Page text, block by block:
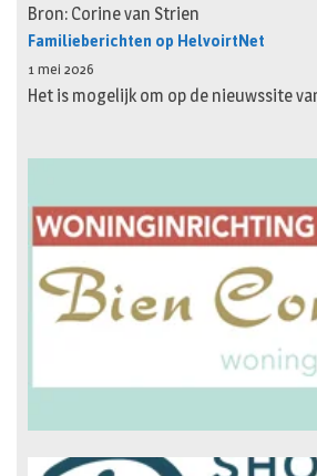
Bron: Corine van Strien
Familieberichten op HelvoirtNet
1 mei 2026
Het is mogelijk om op de nieuwssite